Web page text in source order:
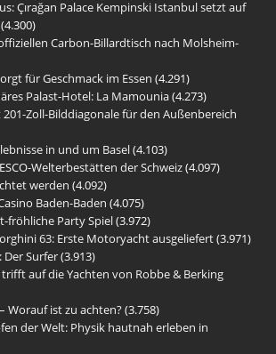
Çırağan Palace Kempinski Istanbul setzt auf
(4.300)
Carbon-Billardtisch nach Molsheim-
für Geschmack im Essen (4.291)
Palast-Hotel: La Mamounia(4.273)
Zoll-Bilddiagonale für den Außenbereich
in und um Basel(4.103)
Welterbestätten der Schweiz(4.097)
werden (4.092)
Baden-Baden (4.075)
fröhliche Party Spiel(3.972)
63: Erste Motoryacht ausgeliefert(3.971)
Der Surfer(3.913)
auf die Yachten von Robbe & Berking
Worauf ist zu achten?(3.758)
der Welt: Physik hautnah erleben in